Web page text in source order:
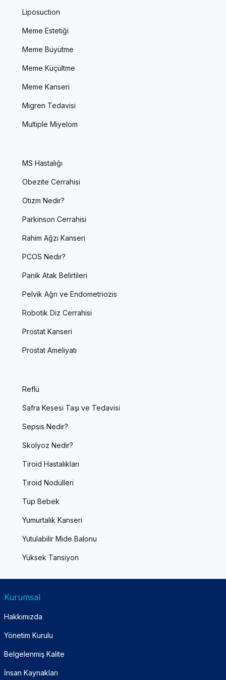
Liposuction
Meme Estetiği
Meme Büyütme
Meme Küçültme
Meme Kanseri
Migren Tedavisi
Multiple Miyelom
MS Hastalığı
Obezite Cerrahisi
Otizm Nedir?
Parkinson Cerrahisi
Rahim Ağzı Kanseri
PCOS Nedir?
Panik Atak Belirtileri
Pelvik Ağrı ve Endometriozis
Robotik Diz Cerrahisi
Prostat Kanseri
Prostat Ameliyatı
Reflü
Safra Kesesi Taşı ve Tedavisi
Sepsis Nedir?
Skolyoz Nedir?
Tiroid Hastalıkları
Tiroid Nodülleri
Tüp Bebek
Yumurtalık Kanseri
Yutulabilir Mide Balonu
Yüksek Tansiyon
Kurumsal
Hakkımızda
Yönetim Kurulu
Belgelenmiş Kalite
İnsan Kaynakları